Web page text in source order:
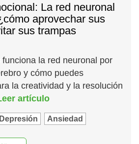
La red neuronal
aprovechar sus
sus trampas
la red neuronal por
y cómo puedes
la creatividad y la resolución
artículo
Depresión Ansiedad